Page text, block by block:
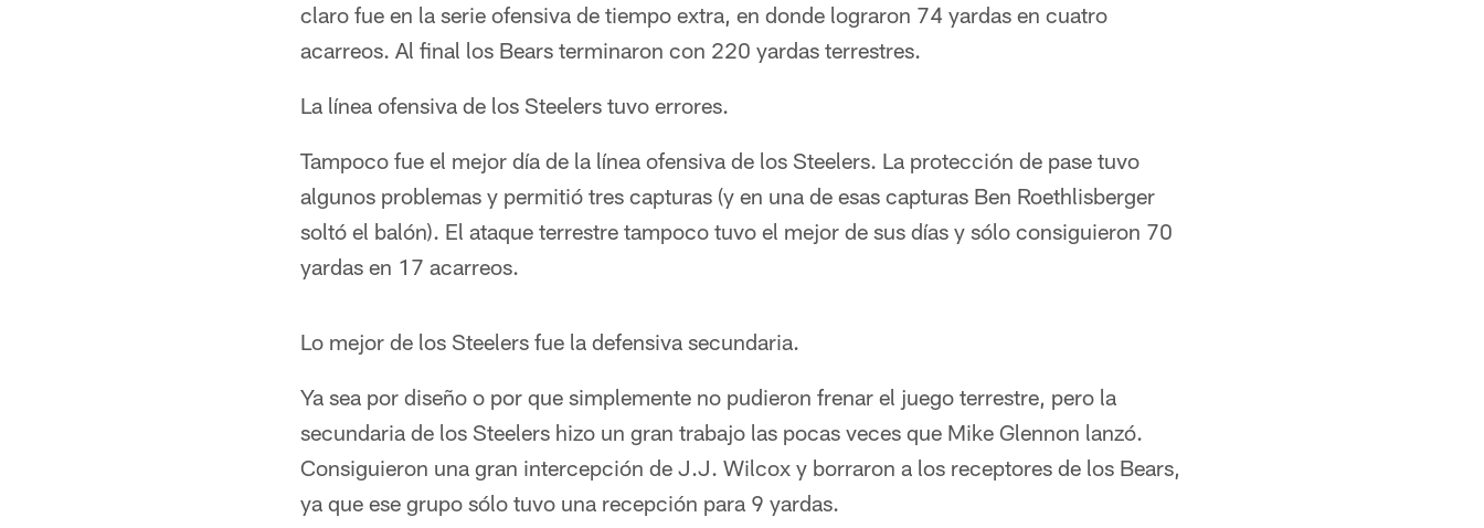
claro fue en la serie ofensiva de tiempo extra, en donde lograron 74 yardas en cuatro
acarreos. Al final los Bears terminaron con 220 yardas terrestres.
La línea ofensiva de los Steelers tuvo errores.
Tampoco fue el mejor día de la línea ofensiva de los Steelers. La protección de pase tuvo
algunos problemas y permitió tres capturas (y en una de esas capturas Ben Roethlisberger
soltó el balón). El ataque terrestre tampoco tuvo el mejor de sus días y sólo consiguieron 70
yardas en 17 acarreos.
Lo mejor de los Steelers fue la defensiva secundaria.
Ya sea por diseño o por que simplemente no pudieron frenar el juego terrestre, pero la
secundaria de los Steelers hizo un gran trabajo las pocas veces que Mike Glennon lanzó.
Consiguieron una gran intercepción de J.J. Wilcox y borraron a los receptores de los Bears,
ya que ese grupo sólo tuvo una recepción para 9 yardas.